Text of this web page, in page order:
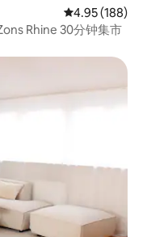
平均评分 4.95
4.95 (188)
Rhine 30分钟集市